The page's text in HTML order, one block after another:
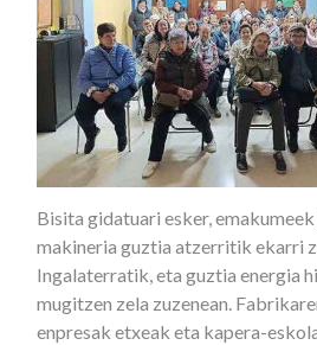
Bisita gidatuari esker,
makineria guztia atzerritik ekarri
Ingalaterratik, eta guztia energia
mugitzen zela zuzenean.
enpresak etxeak eta kapera-